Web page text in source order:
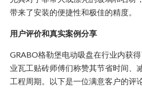
带来了安装的便捷性和极佳的精度。
用户评价和真实案例分享
GRABO格勒堡电动吸盘在行业内获
业瓦工贴砖师傅们称赞其节省时间、
工程周期。以下是一位满意客户的评